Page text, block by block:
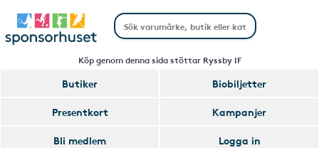
Köp genom denna sida stöttar Ryssby IF
Butiker
Biobiljetter
Presentkort
Kampanjer
Bli medlem
Logga in